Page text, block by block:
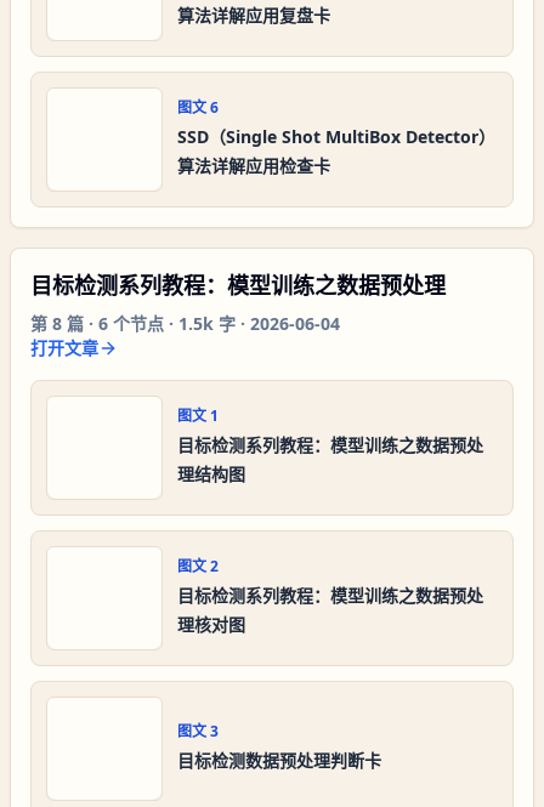
算法详解应用复盘卡
图文6
SSD（Single Shot MultiBox Detector）
算法详解应用检查卡
目标检测系列教程：模型训练之数据预处理
第 8 篇 · 6 个节点 · 1.5k 字 · 2026-06-04
打开文章
图文 1
目标检测系列教程：模型训练之数据预处
理结构图
图文2
目标检测系列教程：模型训练之数据预处
理核对图
图文3
目标检测数据预处理判断卡